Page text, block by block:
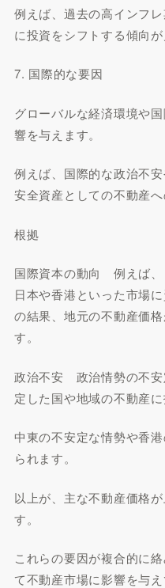
例えば、過去の高インフ
に投資をシフトする傾向が
7. 国際的な要因
グローバルな経済環境や
響を与えます。
例えば、国際的な政治不
安全資産としての不動産
根拠
国際資本の動向 例えば、
日本や香港といった市場
の結果、地元の不動産価
す。
政治不安 政治情勢の不安
定した国や地域の不動産
中東の不安定な情勢や香
られます。
以上が、主な不動産価格
す。
これらの要因が複合的に
て不動産市場に影響を与え